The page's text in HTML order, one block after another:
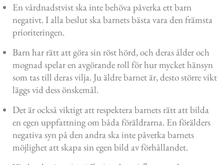
En vårdnadstvist ska inte behöva påverka ett barn
negativt. I alla beslut ska barnets bästa vara den främsta
prioriteringen.
Barn har rätt att göra sin röst hörd, och deras ålder och
mognad spelar en avgörande roll för hur mycket hänsyn
som tas till deras vilja. Ju äldre barnet är, desto större vikt
läggs vid dess önskemål.
Det är också viktigt att respektera barnets rätt att bilda
en egen uppfattning om båda föräldrarna. En förälders
negativa syn på den andra ska inte påverka barnets
möjlighet att skapa sin egen bild av förhållandet.